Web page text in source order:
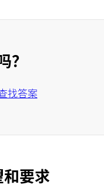
？
找答案
要求